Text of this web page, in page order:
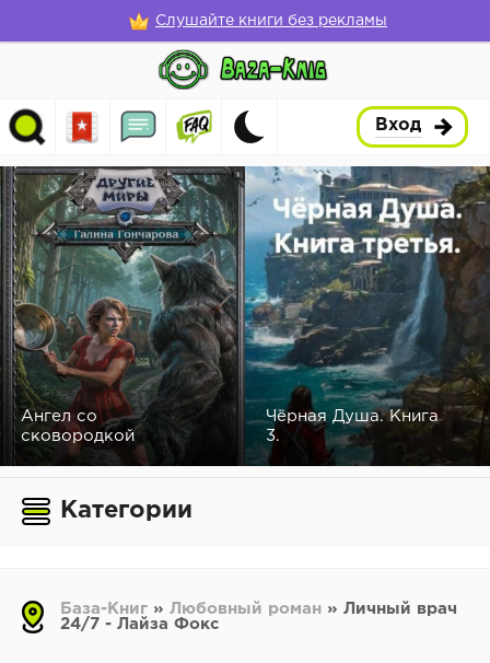
Слушайте книги без рекламы
Вход
Ангел со
сковородкой
Чёрная Душа. Книга
3.
Категории
База-Книг » Любовный роман » Личный врач
24/7 - Лайза Фокс